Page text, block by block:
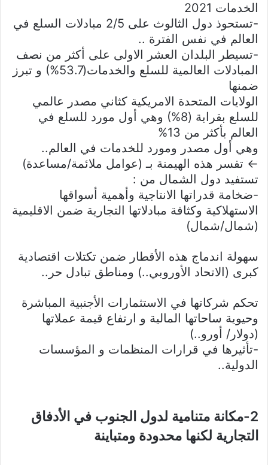
الخدمات 2021
-تستحوذ دول الثالوث على 2/5 مبادلات السلع في
العالم في نفس الفترة ..
-تسيطر البلدان العشر الاولى على أكثر من نصف
المبادلات العالمية للسلع والخدمات(53.7%) و تبرز
ضمنها
الولايات المتحدة الامريكية كثاني مصدر عالمي
للسلع بقرابة (8%) وهي أول مورد للسلع في
العالم بأكثر من 13%
وهي أول مصدر ومورد للخدمات في العالم..
← تفسر هذه الهيمنة بـ (عوامل ملائمة/مساعدة)
تستفيد دول الشمال من :
-ضخامة قدراتها الانتاجية وأهمية أسواقها
الاستهلاكية وكثافة مبادلاتها التجارية ضمن الاقليمية
(شمال/شمال)
سهولة اندماج هذه الأقطار ضمن تكتلات اقتصادية
كبرى (الاتحاد الأوروبي..) ومناطق تبادل حر..
تحكم شركاتها في الاستثمارات الأجنبية المباشرة
وحيوية ساحاتها المالية و ارتفاع قيمة عملاتها
(دولار/ أورو..)
-تأثيرها في قرارات المنظمات و المؤسسات
الدولية..
2-مكانة متنامية لدول الجنوب في الأدفاق
التجارية لكنها محدودة ومتباينة